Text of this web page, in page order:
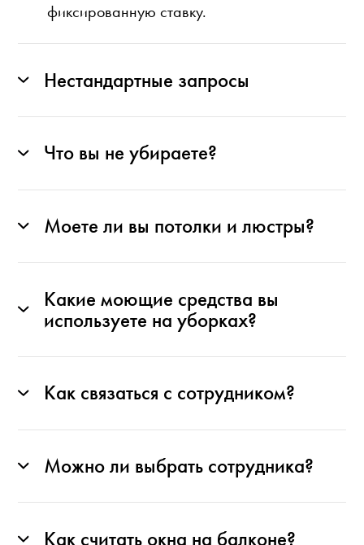
фиксированную ставку.
Нестандартные запросы
Что вы не убираете?
Моете ли вы потолки и люстры?
Какие моющие средства вы
используете на уборках?
Как связаться с сотрудником?
Можно ли выбрать сотрудника?
Как считать окна на балконе?